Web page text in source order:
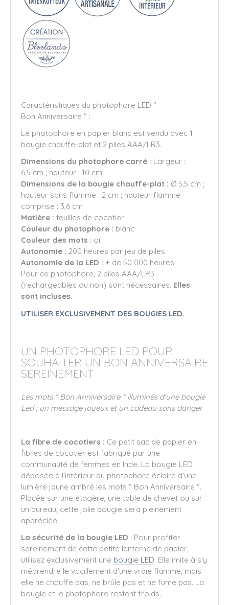
Caractéristiques du photophore LED "
Bon Anniversaire " :
Le photophore en papier blanc est vendu avec 1
bougie chauffe-plat et 2 piles AAA/LR3.
Dimensions du photophore carré : Largeur :
6,5 cm ; hauteur : 10 cm
Dimensions de la bougie chauffe-plat : Ø 5,5 cm ;
hauteur sans flamme : 2 cm ; hauteur flamme
comprise : 3,6 cm
Matière : feuilles de cocotier
Couleur du photophore : blanc
Couleur des mots : or
Autonomie : 200 heures par jeu de piles
Autonomie de la LED : + de 50 000 heures
Pour ce photophore, 2 piles AAA/LR3
(rechargeables ou non) sont nécessaires. Elles
sont incluses.
UTILISER EXCLUSIVEMENT DES BOUGIES LED.
UN PHOTOPHORE LED POUR
SOUHAITER UN BON ANNIVERSAIRE
SEREINEMENT
Les mots " Bon Anniversaire " illuminés d'une bougie
Led : un message joyeux et un cadeau sans danger.
La fibre de cocotiers : Ce petit sac de papier en
fibres de cocotier est fabriqué par une
communauté de femmes en Inde. La bougie LED
déposée à l'intérieur du photophore éclaire d'une
lumière jaune ambré les mots " Bon Anniversaire ".
Placée sur une étagère, une table de chevet ou sur
un bureau, cette jolie bougie sera pleinement
appréciée.
La sécurité de la bougie LED : Pour profiter
sereinement de cette petite lanterne de papier,
utilisez exclusivement une bougie LED. Elle imite à s'y
méprendre le vacillement d'une vraie flamme, mais
elle ne chauffe pas, ne brûle pas et ne fume pas. La
bougie et le photophore restent froids.